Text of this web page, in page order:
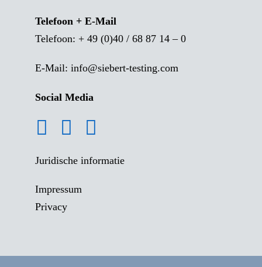
Telefoon + E-Mail
Telefoon: + 49 (0)40 / 68 87 14 – 0
E-Mail: info@siebert-testing.com
Social Media
Juridische informatie
Impressum
Privacy